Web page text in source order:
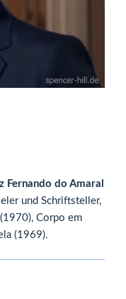
Fernando do Amaral
und Schriftsteller,
Corpo em
(1969).